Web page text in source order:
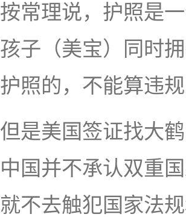
按常理说，护照是
孩子（美宝）同时
护照的，不能算违
但是美国签证找大
中国并不承认双重
就不去触犯国家法